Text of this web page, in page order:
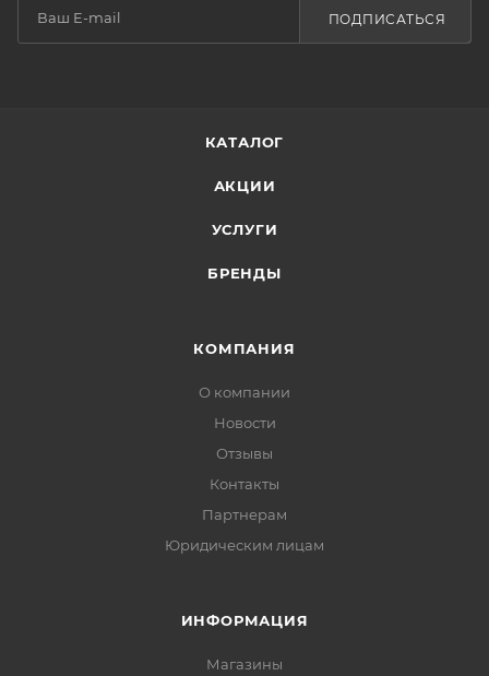
ПОДПИСАТЬСЯ
КАТАЛОГ
АКЦИИ
УСЛУГИ
БРЕНДЫ
КОМПАНИЯ
О компании
Новости
Отзывы
Контакты
Партнерам
Юридическим лицам
ИНФОРМАЦИЯ
Магазины